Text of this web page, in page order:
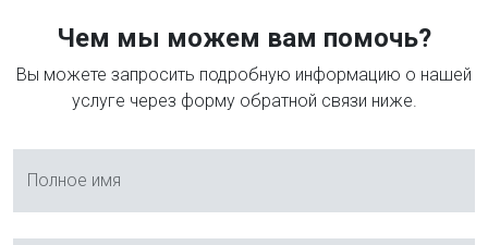
Чем мы можем вам помочь?
Вы можете запросить подробную информацию о нашей
услуге через форму обратной связи ниже.
Полное имя